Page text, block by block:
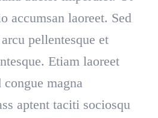
accumsan laoreet. Sed
pellentesque et
Etiam laoreet
congue magna
aptent taciti sociosqu